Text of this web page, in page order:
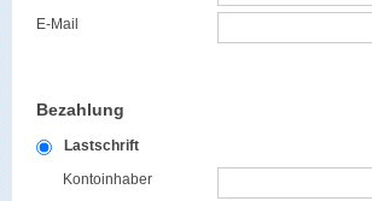
E-Mail
Bezahlung
Lastschrift
Kontoinhaber